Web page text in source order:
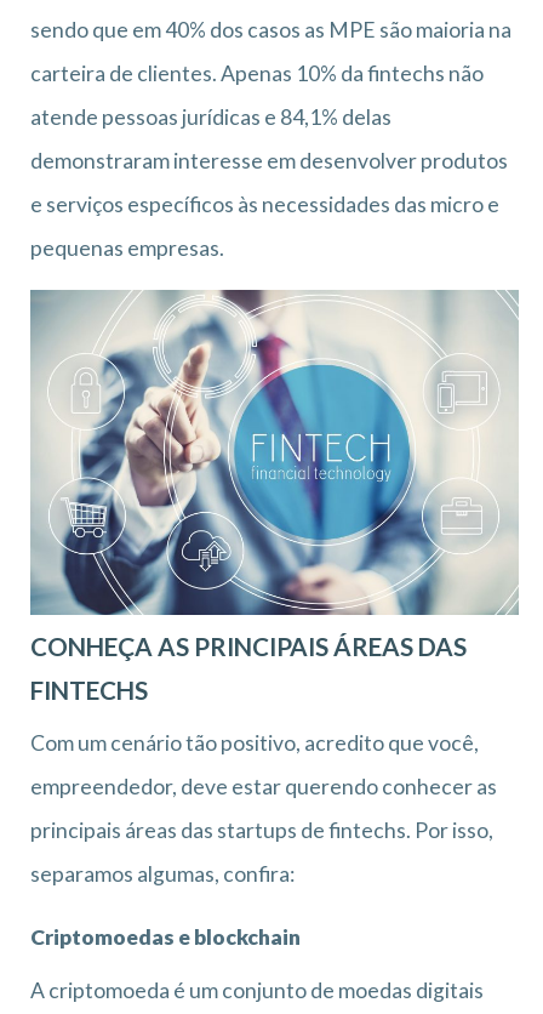
sendo que em 40% dos casos as MPE são maioria na
carteira de clientes. Apenas 10% da fintechs não
atende pessoas jurídicas e 84,1% delas
demonstraram interesse em desenvolver produtos
e serviços específicos às necessidades das micro e
pequenas empresas.
CONHEÇA AS PRINCIPAIS ÁREAS DAS
FINTECHS
Com um cenário tão positivo, acredito que você,
empreendedor, deve estar querendo conhecer as
principais áreas das startups de fintechs. Por isso,
separamos algumas, confira:
Criptomoedas e blockchain
A criptomoeda é um conjunto de moedas digitais